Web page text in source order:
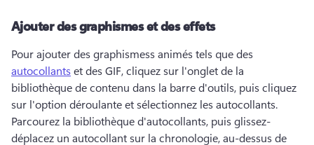
Ajouter des graphismes et des effets
Pour ajouter des graphismess animés tels que des
autocollants et des GIF, cliquez sur l'onglet de la
bibliothèque de contenu dans la barre d'outils, puis cliquez
Parcourez la bibliothèque d'autocollants, puis glissez-
déplacez un autocollant sur la chronologie, au-dessus de